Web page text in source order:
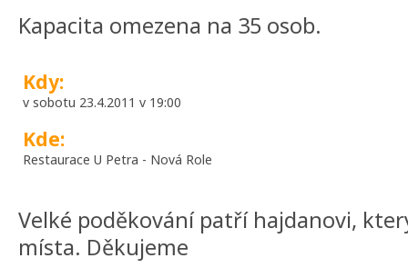
Kapacita omezena na 35 osob.
Kdy:
v sobotu 23.4.2011 v 19:00
Kde:
Restaurace U Petra - Nová Role
Velké poděkování patří hajdanovi,
místa. Děkujeme